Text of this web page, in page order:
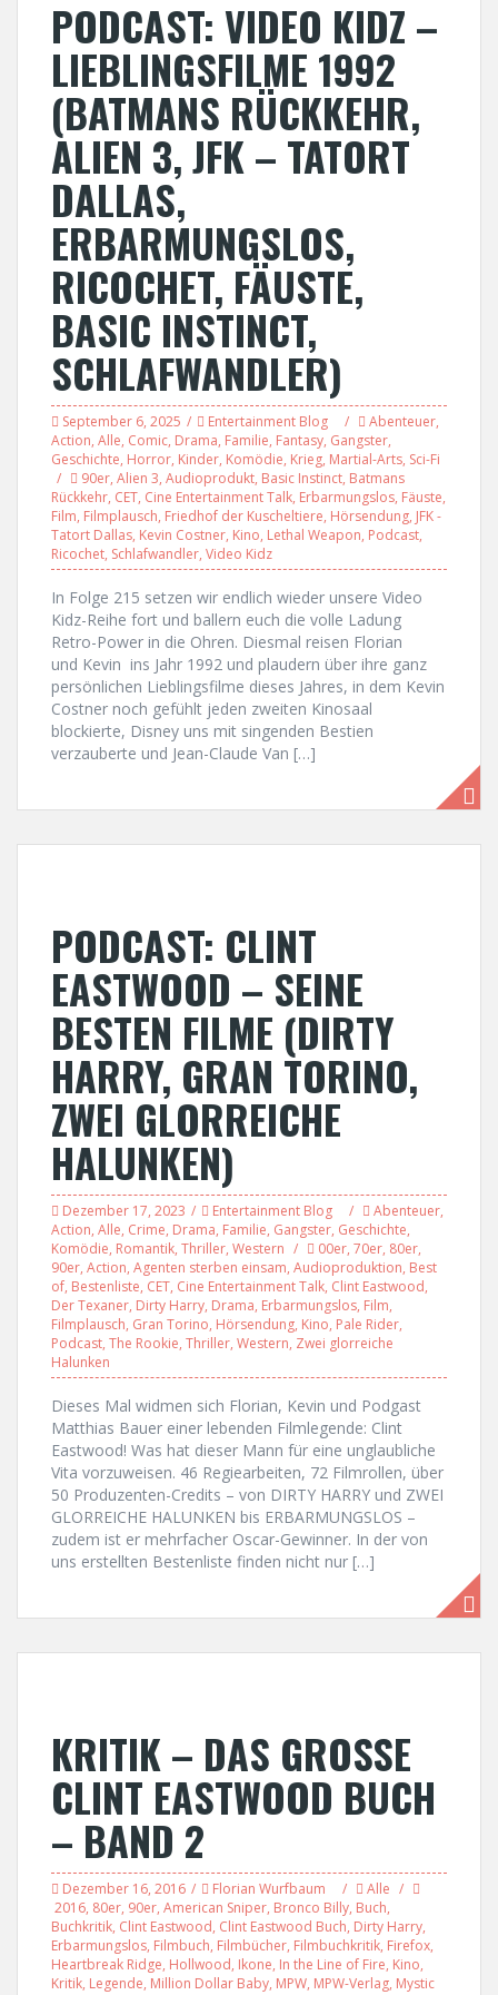
PODCAST: VIDEO KIDZ –
LIEBLINGSFILME 1992
(BATMANS RÜCKKEHR,
ALIEN 3, JFK – TATORT
DALLAS,
ERBARMUNGSLOS,
RICOCHET, FÄUSTE,
BASIC INSTINCT,
SCHLAFWANDLER)
September 6, 2025 Entertainment Blog Abenteuer,
Action, Alle, Comic, Drama, Familie, Fantasy, Gangster,
Geschichte, Horror, Kinder, Komödie, Krieg, Martial-Arts, Sci-Fi
90er, Alien 3, Audioprodukt, Basic Instinct, Batmans
Rückkehr, CET, Cine Entertainment Talk, Erbarmungslos, Fäuste,
Film, Filmplausch, Friedhof der Kuscheltiere, Hörsendung, JFK -
Tatort Dallas, Kevin Costner, Kino, Lethal Weapon, Podcast,
Ricochet, Schlafwandler, Video Kidz
In Folge 215 setzen wir endlich wieder unsere Video
Kidz-Reihe fort und ballern euch die volle Ladung
Retro-Power in die Ohren. Diesmal reisen Florian
und Kevin ins Jahr 1992 und plaudern über ihre ganz
persönlichen Lieblingsfilme dieses Jahres, in dem Kevin
Costner noch gefühlt jeden zweiten Kinosaal
blockierte, Disney uns mit singenden Bestien
verzauberte und Jean-Claude Van […]
PODCAST: CLINT
EASTWOOD – SEINE
BESTEN FILME (DIRTY
HARRY, GRAN TORINO,
ZWEI GLORREICHE
HALUNKEN)
Dezember 17, 2023 Entertainment Blog Abenteuer,
Action, Alle, Crime, Drama, Familie, Gangster, Geschichte,
Komödie, Romantik, Thriller, Western 00er, 70er, 80er,
90er, Action, Agenten sterben einsam, Audioproduktion, Best
of, Bestenliste, CET, Cine Entertainment Talk, Clint Eastwood,
Der Texaner, Dirty Harry, Drama, Erbarmungslos, Film,
Filmplausch, Gran Torino, Hörsendung, Kino, Pale Rider,
Podcast, The Rookie, Thriller, Western, Zwei glorreiche
Halunken
Dieses Mal widmen sich Florian, Kevin und Podgast
Matthias Bauer einer lebenden Filmlegende: Clint
Eastwood! Was hat dieser Mann für eine unglaubliche
Vita vorzuweisen. 46 Regiearbeiten, 72 Filmrollen, über
50 Produzenten-Credits – von DIRTY HARRY und ZWEI
GLORREICHE HALUNKEN bis ERBARMUNGSLOS –
zudem ist er mehrfacher Oscar-Gewinner. In der von
uns erstellten Bestenliste finden nicht nur […]
KRITIK – DAS GROSSE
CLINT EASTWOOD BUCH
– BAND 2
Dezember 16, 2016 Florian Wurfbaum
Alle
2016, 80er, 90er, American Sniper, Bronco Billy, Buch,
Buchkritik, Clint Eastwood, Clint Eastwood Buch, Dirty Harry,
Erbarmungslos, Filmbuch, Filmbücher, Filmbuchkritik, Firefox,
Heartbreak Ridge, Hollwood, Ikone, In the Line of Fire, Kino,
Kritik, Legende, Million Dollar Baby, MPW, MPW-Verlag, Mystic